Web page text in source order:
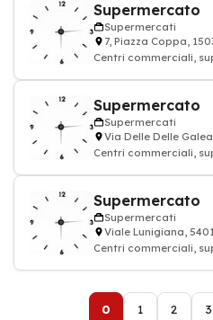
Supermercato
Supermercati
7, Piazza Coppa,
Centri commerciali,
Supermercato
Supermercati
Via Delle Delle
Centri commerciali,
Supermercato
Supermercati
Viale Lunigiana,
Centri commerciali,
0 1 2 3